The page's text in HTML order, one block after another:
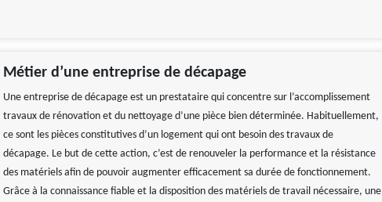
Métier d’une entreprise de décapage
Une entreprise de décapage est un prestataire qui concentre sur l’accomplissement
travaux de rénovation et du nettoyage d’une pièce bien déterminée. Habituellement,
ce sont les pièces constitutives d’un logement qui ont besoin des travaux de
décapage. Le but de cette action, c’est de renouveler la performance et la résistance
des matériels afin de pouvoir augmenter efficacement sa durée de fonctionnement.
Grâce à la connaissance fiable et la disposition des matériels de travail nécessaire, une